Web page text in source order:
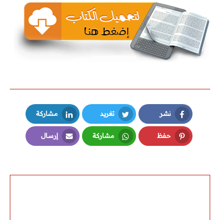
Autocad
EPLAN
برامج PLC
نشر
Facebook
تغريد
Twitter
مشاركة
LinkedIn
حفظ مشاركة إرسال